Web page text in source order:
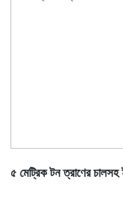
৫ মেট্রিক টন ত্রাণের